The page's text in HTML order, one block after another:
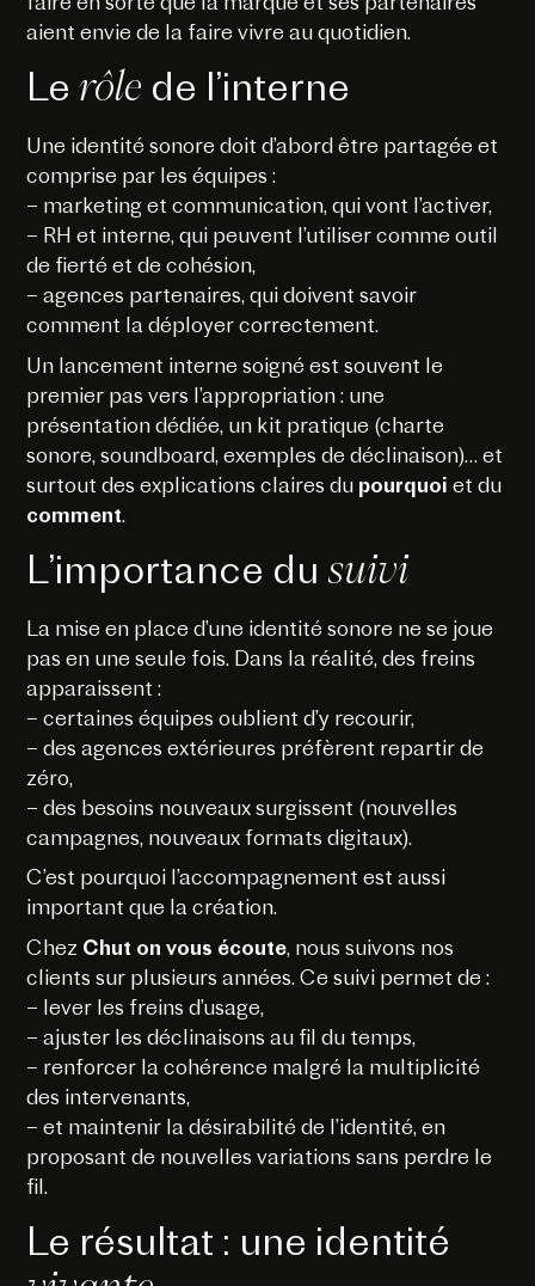
faire en sorte que la marque et ses partenaires
aient envie de la faire vivre au quotidien.
Lerôle de l’interne
Une identité sonore doit d’abord être partagée et
comprise par les équipes :
– marketing et communication, qui vont l’activer,
– RH et interne, qui peuvent l’utiliser comme outil
de fierté et de cohésion,
– agences partenaires, qui doivent savoir
comment la déployer correctement.
Un lancement interne soigné est souvent le
premier pas vers l’appropriation : une
présentation dédiée, un kit pratique (charte
sonore, soundboard, exemples de déclinaison)… et
surtout des explications claires du pourquoi et du
comment.
L’importance du suivi
La mise en place d’une identité sonore ne se joue
pas en une seule fois. Dans la réalité, des freins
apparaissent :
– certaines équipes oublient d’y recourir,
– des agences extérieures préfèrent repartir de
zéro,
– des besoins nouveaux surgissent (nouvelles
campagnes, nouveaux formats digitaux).
C’est pourquoi l’accompagnement est aussi
important que la création.
Chez Chut on vous écoute, nous suivons nos
clients sur plusieurs années. Ce suivi permet de :
– lever les freins d’usage,
– ajuster les déclinaisons au fil du temps,
– renforcer la cohérence malgré la multiplicité
des intervenants,
– et maintenir la désirabilité de l’identité, en
proposant de nouvelles variations sans perdre le
fil.
Le résultat : une identité